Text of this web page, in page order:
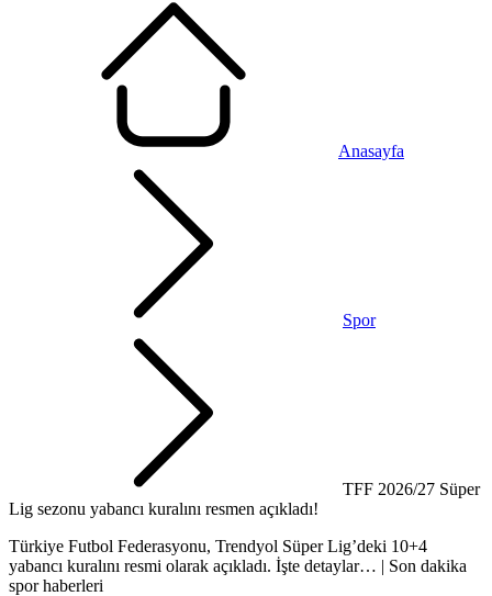
Anasayfa
Spor
TFF 2026/27 Süper
Lig sezonu yabancı kuralını resmen açıkladı!
Türkiye Futbol Federasyonu, Trendyol Süper Lig’deki 10+4
yabancı kuralını resmi olarak açıkladı. İşte detaylar… | Son dakika
spor haberleri